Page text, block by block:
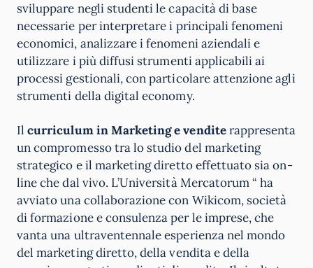
sviluppare negli studenti le capacità di base
necessarie per interpretare i principali fenomeni
economici, analizzare i fenomeni aziendali e
utilizzare i più diffusi strumenti applicabili ai
processi gestionali, con particolare attenzione agli
strumenti della digital economy.
Ilcurriculum in Marketing e venditerappresenta
un compromesso tra lo studio del marketing
strategico e il marketing diretto effettuato sia on-
line che dal vivo. L’Università Mercatorum “ ha
avviato una collaborazione con Wikicom, società
di formazione e consulenza per le imprese, che
vanta una ultraventennale esperienza nel mondo
del marketing diretto, della vendita e della